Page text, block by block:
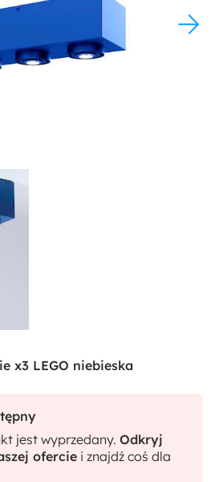
x3 LEGO niebieska
jest wyprzedany. Odkryj
ofercie i znajdź coś dla